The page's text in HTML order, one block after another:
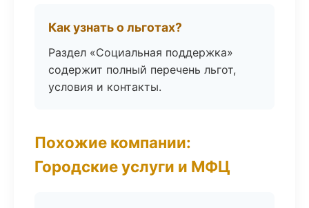
Как узнать о льготах?
Раздел «Социальная поддержка»
содержит полный перечень льгот,
условия и контакты.
Похожие компании:
Городские услуги и МФЦ